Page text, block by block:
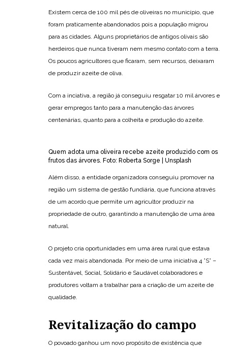
Existem cerca de 100 mil pés de oliveiras no município, que
foram praticamente abandonados pois a população migrou
para as cidades. Alguns proprietários de antigos olivais são
herdeiros que nunca tiveram nem mesmo contato com a terra.
Os poucos agricultores que ficaram, sem recursos, deixaram
de produzir azeite de oliva.
Com a inciativa, a região já conseguiu resgatar 10 mil árvores e
gerar empregos tanto para a manutenção das árvores
centenárias, quanto para a colheita e produção do azeite.
Quem adota uma oliveira recebe azeite produzido com os
frutos das árvores. Foto: Roberta Sorge | Unsplash
Além disso, a entidade organizadora conseguiu promover na
região um sistema de gestão fundiária, que funciona através
de um acordo que permite um agricultor produzir na
propriedade de outro, garantindo a manutenção de uma área
natural.
O projeto cria oportunidades em uma área rural que estava
cada vez mais abandonada. Por meio de uma iniciativa 4 ”S” –
Sustentável, Social, Solidário e Saudável colaboradores e
produtores voltam a trabalhar para a criação de um azeite de
qualidade.
Revitalização do campo
O povoado ganhou um novo propósito de existência que